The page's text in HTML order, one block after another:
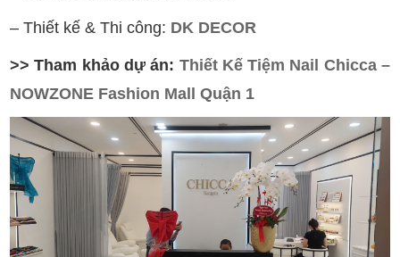
– Thiết kế & Thi công: DK DECOR
>> Tham khảo dự án: Thiết Kế Tiệm Nail Chicca –
NOWZONE Fashion Mall Quận 1